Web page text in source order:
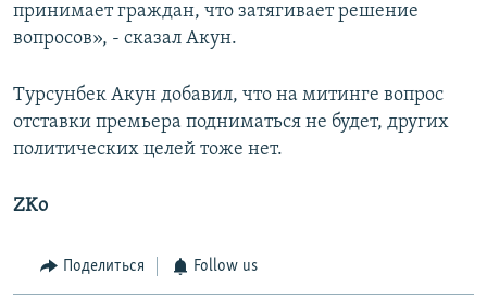
принимает граждан, что затягивает решение
вопросов», - сказал Акун.
Турсунбек Акун добавил, что на митинге вопрос
отставки премьера подниматься не будет, других
политических целей тоже нет.
ZKo
Поделиться Follow us